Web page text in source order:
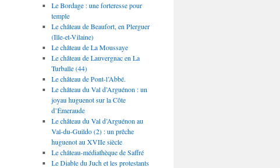
Le Bordage : une forteresse pour
temple
Le château de Beaufort, en Plerguer
(Ille-et-Vilaine)
Le château de La Moussaye
Le château de Lauvergnac en La
Turballe (44)
Le château de Pont-l’Abbé.
Le château du Val d’Arguénon : un
joyau huguenot sur la Côte
d’Émeraude
Le château du Val d’Arguénon au
Val-du-Guildo (2) : un prêche
huguenot au XVIIe siècle
Le château-médiathèque de Saffré
Le Diable du Juch et les protestants